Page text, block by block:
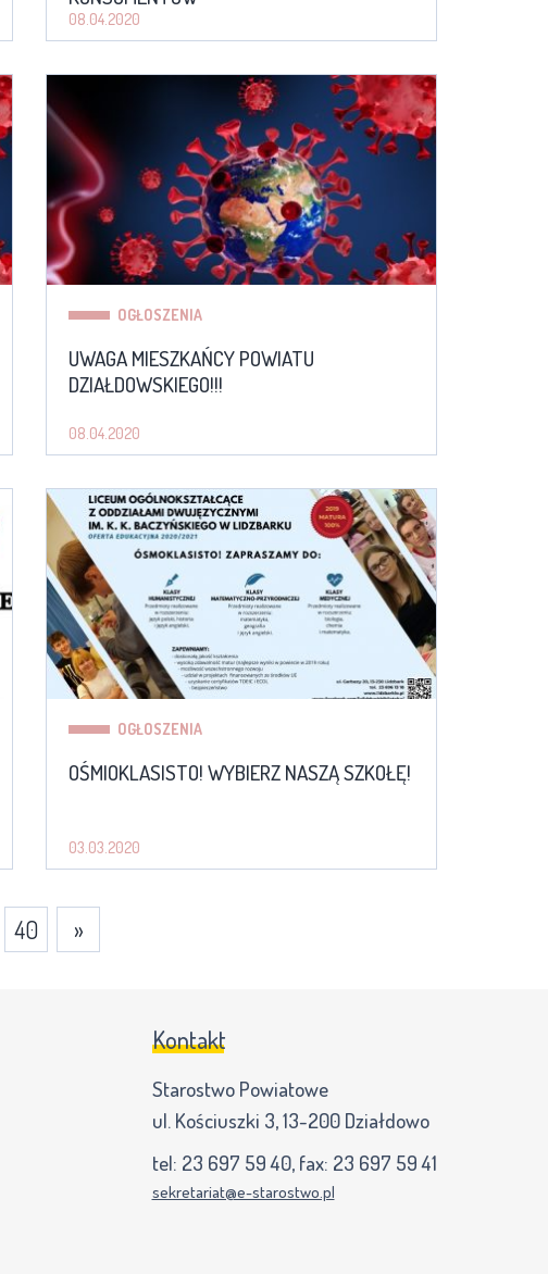
08.04.2020
OGŁOSZENIA
UWAGA MIESZKAŃCY POWIATU
DZIAŁDOWSKIEGO!!!
08.04.2020
OGŁOSZENIA
OŚMIOKLASISTO! WYBIERZ NASZĄ SZKOŁĘ!
03.03.2020
40 »
Kontakt
Starostwo Powiatowe
ul. Kościuszki 3, 13-200 Działdowo
tel: 23 697 59 40, fax: 23 697 59 41
sekretariat@e-starostwo.pl